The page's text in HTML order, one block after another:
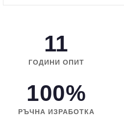
11
ГОДИНИ ОПИТ
100%
РЪЧНА ИЗРАБОТКА